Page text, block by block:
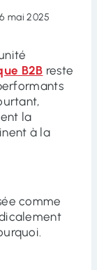
mai 2025
B2B reste
la
à la
comme